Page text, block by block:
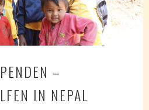
– N
IN NEPAL